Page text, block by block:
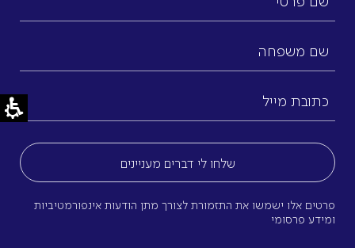
פרטי
משפחה
מייל
פרטים אלו ישמשו את התזמורת לצורך מתן הודעות אינפורמטיביות
ומידע פרסומי